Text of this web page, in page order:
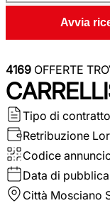
Avvia
4169 OFFERTE
Tipo di contratto
Retribuzione
Codice
Data di
Città Mosciano